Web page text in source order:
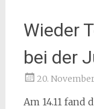
Wieder
bei der
20.
Am 14.11 fand